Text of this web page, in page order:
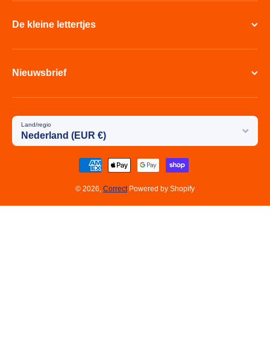
De kleine lettertjes
Nieuwsbrief
Land/regio
Nederland (EUR €)
Betaalmethodes
© 2026, Correct Powered by Shopify